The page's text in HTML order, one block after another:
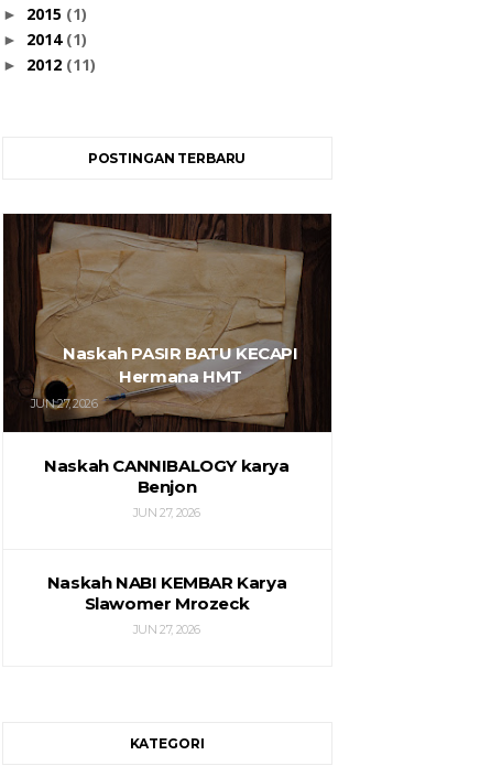
► 2015 (1)
► 2014 (1)
► 2012 (11)
POSTINGAN TERBARU
Naskah PASIR BATU KECAPI
Hermana HMT
JUN 27, 2026
Naskah CANNIBALOGY karya
Benjon
JUN 27, 2026
Naskah NABI KEMBAR Karya
Slawomer Mrozeck
JUN 27, 2026
KATEGORI